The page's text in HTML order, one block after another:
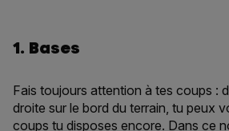
1. Bases
Fais toujours attention à tes coups :
droite sur le bord du terrain, tu peux
coups tu disposes encore. Dans ce